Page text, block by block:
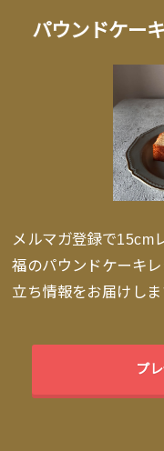
パウンドケー
メルマガ登録で15cm
福のパウンドケーキ
立ち情報をお届けしま
プ